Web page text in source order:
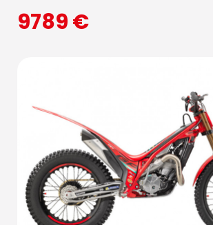
9789€